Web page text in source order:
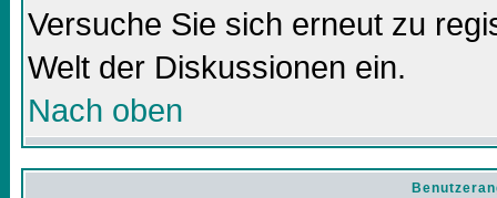
Versuche Sie sich erneut zu
Welt der Diskussionen ein.
Nach oben